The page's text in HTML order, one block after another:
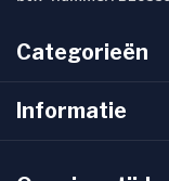
Categorieën
Informatie